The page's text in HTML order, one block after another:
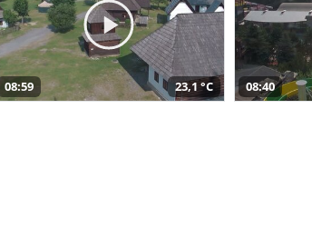
08:59 23,1 °C 08:40